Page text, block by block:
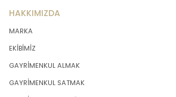
HAKKIMIZDA
MARKA
EKİBİMİZ
GAYRİMENKUL ALMAK
GAYRİMENKUL SATMAK